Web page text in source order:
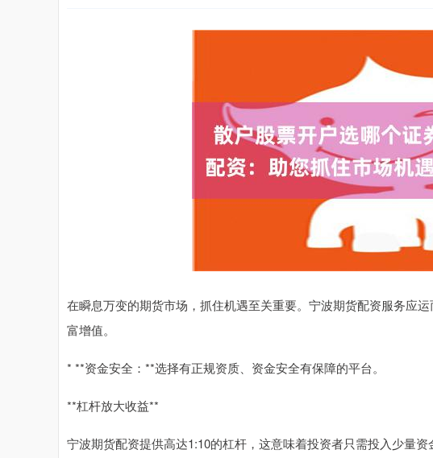
在瞬息万变的期货市场，抓住机遇至关重要。宁波期货配资服务应
富增值。
* **资金安全：**选择有正规资质、资金安全有保障的平台。
**杠杆放大收益**
宁波期货配资提供高达1:10的杠杆，这意味着投资者只需投入少量